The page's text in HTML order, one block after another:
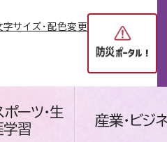
字サイズ・配色変更
ポーツ・生
学習
産業・ビジ